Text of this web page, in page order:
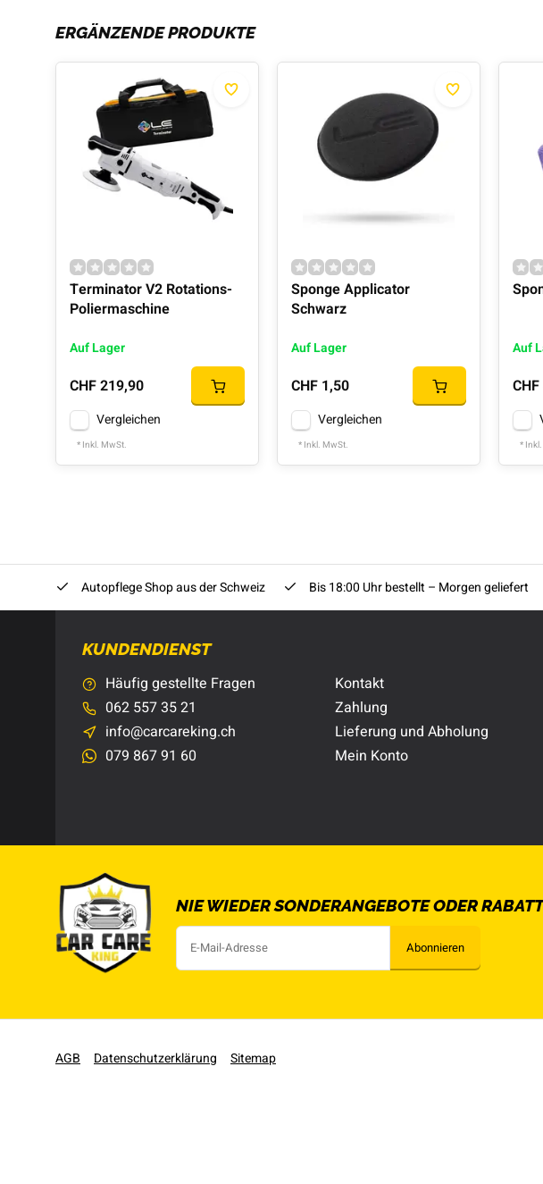
ERGÄNZENDE PRODUKTE
Terminator V2 Rotations-
Poliermaschine
Auf Lager
CHF 219,90
Vergleichen
* Inkl. MwSt.
Sponge Applicator
Schwarz
Auf Lager
CHF 1,50
Vergleichen
* Inkl. MwSt.
Auf
*
Autopflege Shop aus der Schweiz Bis 18:00 Uhr bestellt – Morgen geliefert
KUNDENDIENST
Häufig gestellte Fragen
062 557 35 21
info@carcareking.ch
079 867 91 60
Kontakt
Zahlung
Lieferung und Abholung
Mein Konto
NIE WIEDER SONDERANGEBOTE ODER
Abonnieren
AGB Datenschutzerklärung Sitemap